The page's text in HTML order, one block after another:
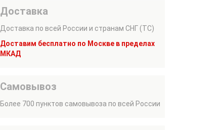
Доставка
Доставка по всей России и странам СНГ (ТС)
Доставим бесплатно по Москве в пределах
МКАД
Самовывоз
Более 700 пунктов самовывоза по всей России